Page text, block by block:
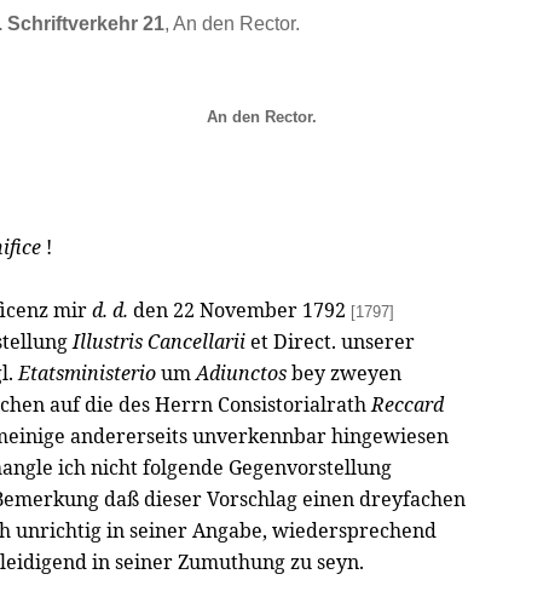
Schriftverkehr 21, An den Rector.
An den Rector.
!
mird. d. den 22 November 1792 [1797]
Illustris Cancellariiet Direct. unserer
EtatsministerioumAdiunctosbey zweyen
auf die des Herrn ConsistorialrathReccard
andererseits unverkennbar hingewiesen
ich nicht folgende Gegenvorstellung
daß dieser Vorschlag einen dreyfachen
unrichtig in seiner Angabe, wiedersprechend
in seiner Zumuthung zu seyn.